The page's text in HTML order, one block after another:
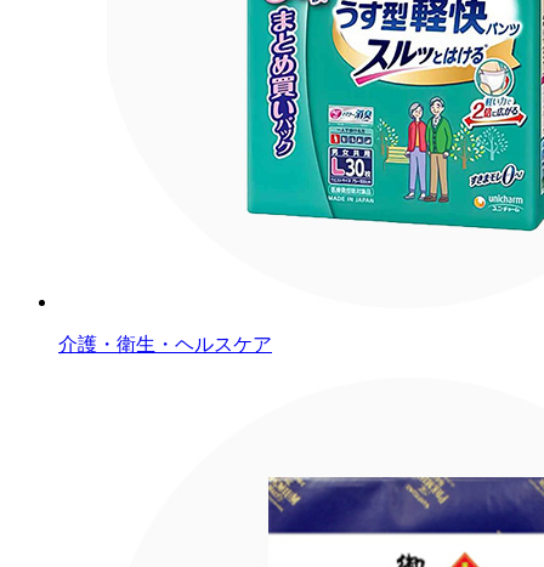
介護・衛生・ヘルスケア